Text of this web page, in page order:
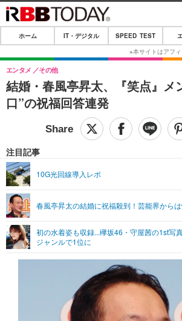
ホーム
IT・デジタル
IT・デジタルTOP
ショッピング
SPEED TEST
エンタメTOP
グラビア
ショッピング
ライフTOP
リリース一覧
プッシュ通知の停止方法
ホーム IT・デジタル SPEED TEST
結婚・春風亭昇太、『笑点』メ
口”の祝福回答連発
エンタメ その他
注目記事
10G光回線導入レポ
春風亭昇太の結婚に祝福殺到！芸能界から
初の水着姿も収録...欅坂46・守屋茜の1st写
ジャンルで1位に